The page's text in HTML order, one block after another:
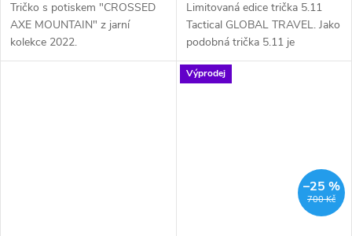
Tričko s potiskem "CROSSED
AXE MOUNTAIN" z jarní
kolekce 2022.
Limitovaná edice trička 5.11
Tactical GLOBAL TRAVEL. Jako
podobná trička 5.11 je
vyrobeno ze směsi 52 % bavlna
a 48% polyester. Materiál
Výprodej
700 Kč
–25 %